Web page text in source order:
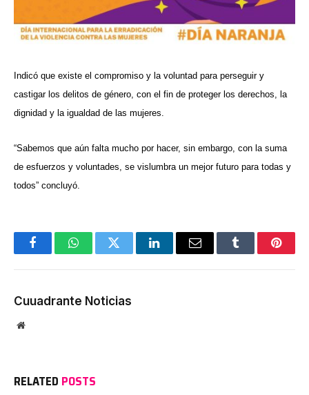
Indicó que existe el compromiso y la voluntad para perseguir y
castigar los delitos de género, con el fin de proteger los derechos, la
dignidad y la igualdad de las mujeres.
“Sabemos que aún falta mucho por hacer, sin embargo, con la suma
de esfuerzos y voluntades, se vislumbra un mejor futuro para todas y
todos” concluyó.
FacebookWhatsAppTwitter LinkedInEmail Tumblr
Cuuadrante Noticias
Website
RELATED POSTS